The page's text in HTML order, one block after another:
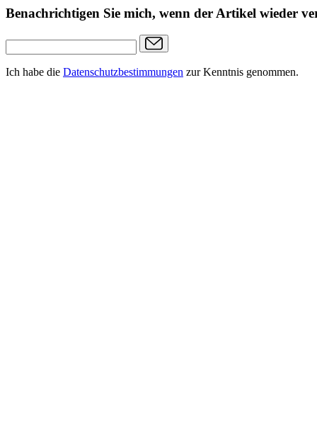
Benachrichtigen Sie mich, wenn der Artikel wieder
Ich habe die Datenschutzbestimmungen zur Kenntnis genommen.